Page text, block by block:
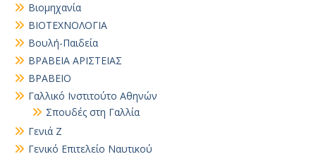
Βιομηχανία
ΒΙΟΤΕΧΝΟΛΟΓΙΑ
Βουλή-Παιδεία
ΒΡΑΒΕΙΑ ΑΡΙΣΤΕΙΑΣ
ΒΡΑΒΕΙΟ
Γαλλικό Ινστιτούτο Αθηνών
Σπουδές στη Γαλλία
Γενιά Ζ
Γενικό Επιτελείο Ναυτικού